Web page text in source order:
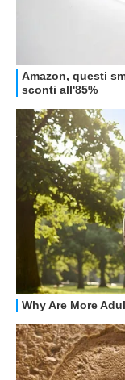
STREAMING E SERIE TV